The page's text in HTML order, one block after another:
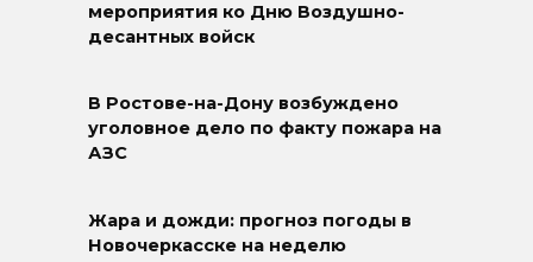
мероприятия ко Дню Воздушно-
десантных войск
В Ростове-на-Дону возбуждено
уголовное дело по факту пожара на
АЗС
Жара и дожди: прогноз погоды в
Новочеркасске на неделю